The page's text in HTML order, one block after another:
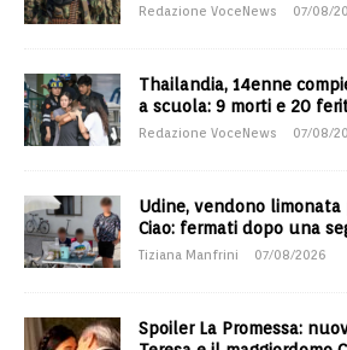
Redazione VoceNews 07/08/
Thailandia, 14enne
a scuola: 9 morti e 20
Redazione VoceNews 07/08/
Udine, vendono
Ciao: fermati dopo una
Tiziana Manfrini 07/08/2026
Spoiler La Promessa: